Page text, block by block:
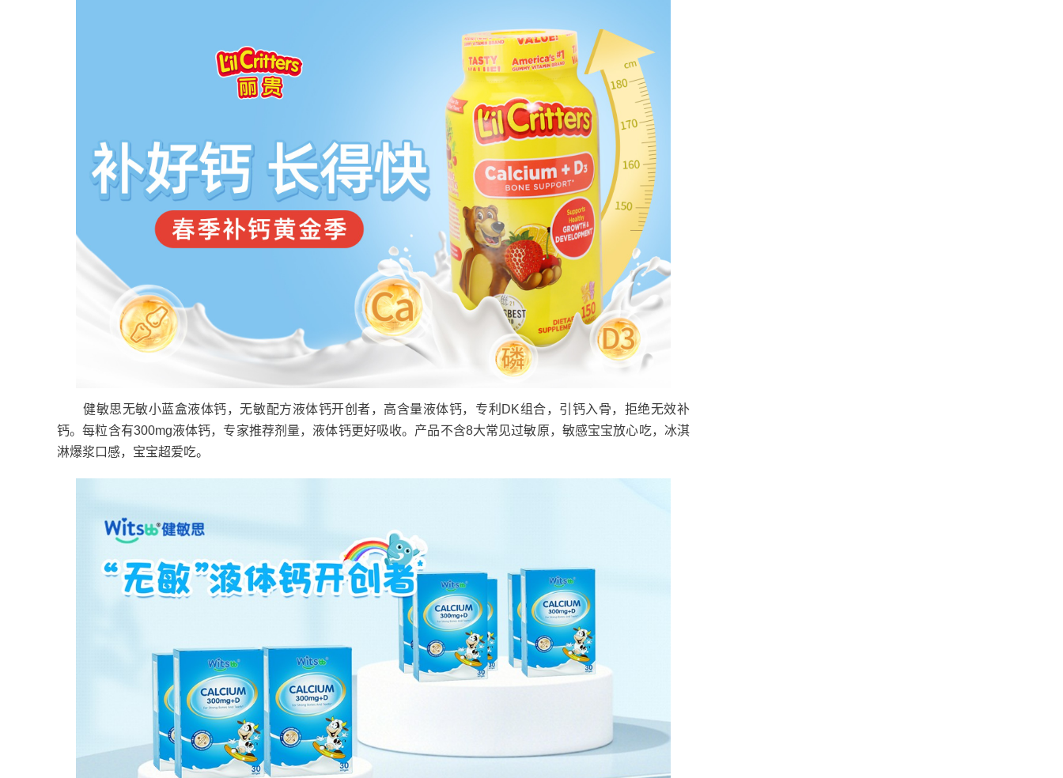
健敏思无敏小蓝盒液体钙，无敏配方液体钙开创者，高含量液体钙，专利DK组合，引钙入骨，拒绝无效补
钙。每粒含有300mg液体钙，专家推荐剂量，液体钙更好吸收。产品不含8大常见过敏原，敏感宝宝放心吃，冰淇
淋爆浆口感，宝宝超爱吃。